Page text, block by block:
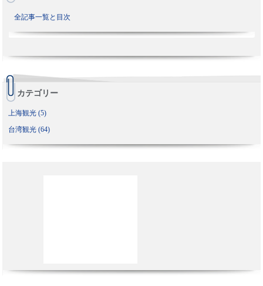
全記事一覧と目次
カテゴリー
上海観光 (5)
台湾観光 (64)